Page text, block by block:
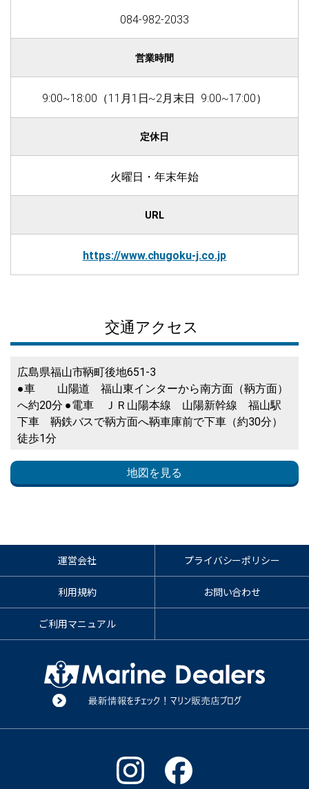
084-982-2033
営業時間
9:00~18:00（11月1日~2月末日 9:00~17:00）
定休日
火曜日・年末年始
URL
https://www.chugoku-j.co.jp
交通アクセス
広島県福山市鞆町後地651-3
●車 山陽道 福山東インターから南方面（鞆方面）
へ約20分 ●電車 ＪＲ山陽本線 山陽新幹線 福山駅
下車 鞆鉄バスで鞆方面へ鞆車庫前で下車（約30分）
徒歩1分
地図を見る
運営会社 プライバシーポリシー
利用規約 お問い合わせ
ご利用マニュアル